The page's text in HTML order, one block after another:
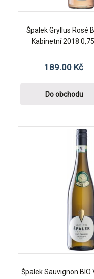
Špalek Gryllus Rosé
Kabinetní 2018 0,75l
189.00 Kč
Do obchodu
Špalek Sauvignon BIO